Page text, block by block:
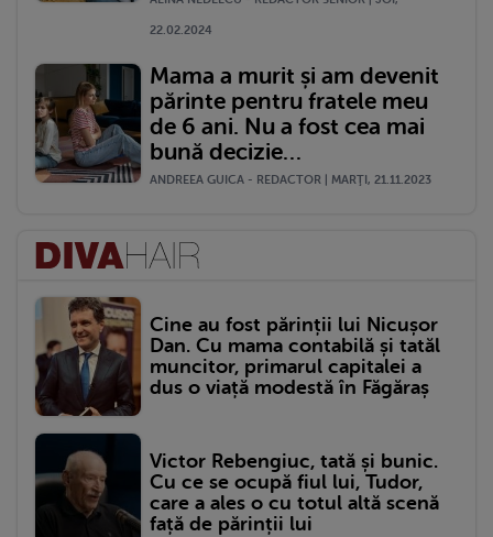
22.02.2024
Mama a murit și am devenit
părinte pentru fratele meu
de 6 ani. Nu a fost cea mai
bună decizie…
ANDREEA GUICA - REDACTOR | MARŢI, 21.11.2023
Cine au fost părinții lui Nicușor
Dan. Cu mama contabilă și tatăl
muncitor, primarul capitalei a
dus o viață modestă în Făgăraș
Victor Rebengiuc, tată și bunic.
Cu ce se ocupă fiul lui, Tudor,
care a ales o cu totul altă scenă
față de părinții lui